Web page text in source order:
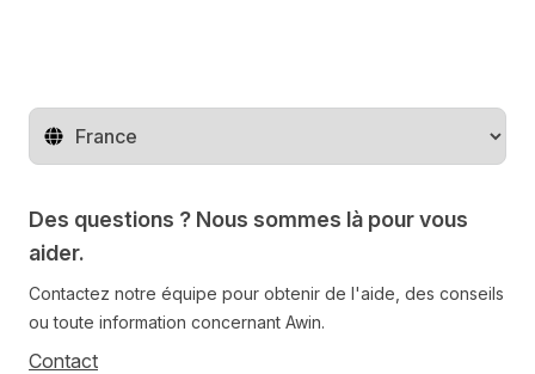
Changer de pays
Des questions ? Nous sommes là pour vous
aider.
Contactez notre équipe pour obtenir de l'aide, des conseils
ou toute information concernant Awin.
Contact